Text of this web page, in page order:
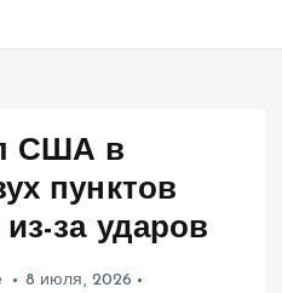
США в
пунктов
за ударов
8 июля, 2026